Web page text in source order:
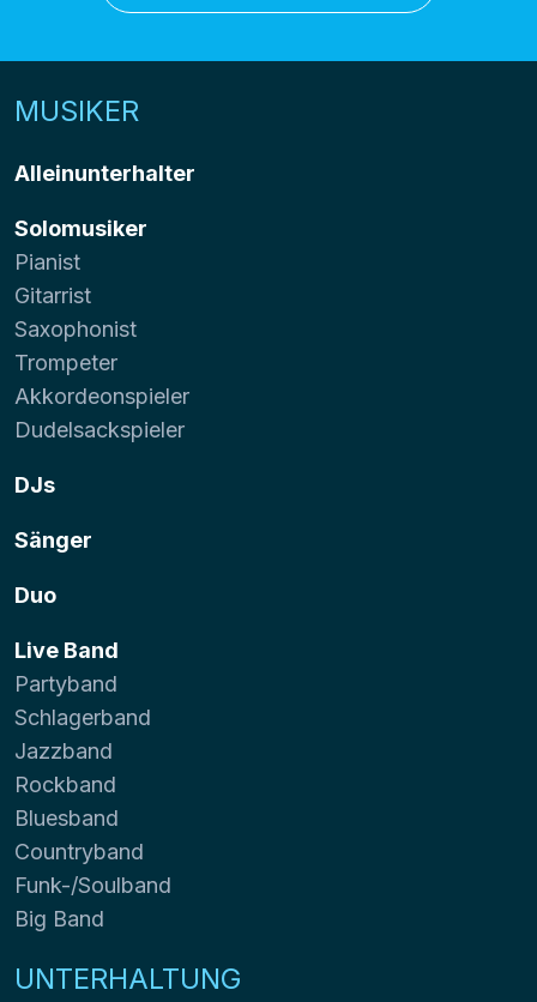
MUSIKER
Alleinunterhalter
Solomusiker
Pianist
Gitarrist
Saxophonist
Trompeter
Akkordeonspieler
Dudelsackspieler
DJs
Sänger
Duo
Live Band
Partyband
Schlagerband
Jazzband
Rockband
Bluesband
Countryband
Funk-/Soulband
Big Band
UNTERHALTUNG